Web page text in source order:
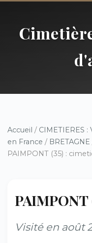
Accueil / CIMETIERES
en France / BRETAGNE
PAIMPONT (35) :
Visité en août